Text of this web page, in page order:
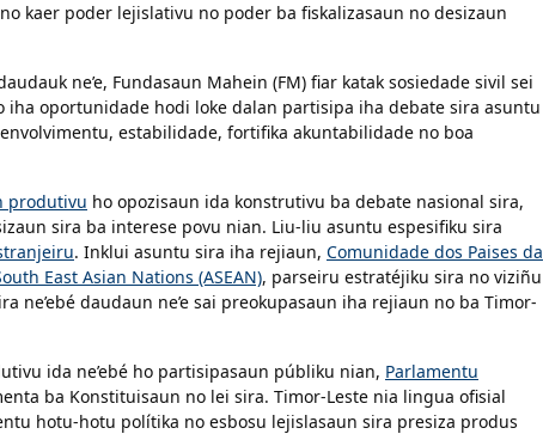
kaer poder lejislativu no poder ba fiskalizasaun no desizaun
ne’e, Fundasaun Mahein (FM) fiar katak sosiedade sivil sei
oportunidade hodi loke dalan partisipa iha debate sira asuntu
estabilidade, fortifika akuntabilidade no boa
produtivu ho opozisaun ida konstrutivu ba debate nasional sira,
sira ba interese povu nian. Liu-liu asuntu espesifiku sira
. Inklui asuntu sira iha rejiaun, Comunidade dos Paises da
East Asian Nations (ASEAN), parseiru estratéjiku sira no viziñu
ne’ebé daudaun ne’e sai preokupasaun iha rejiaun no ba Timor-
ida ne’ebé ho partisipasaun públiku nian, Parlamentu
ba Konstituisaun no lei sira. Timor-Leste nia lingua ofisial
hotu-hotu polítika no esbosu lejislasaun sira presiza produs